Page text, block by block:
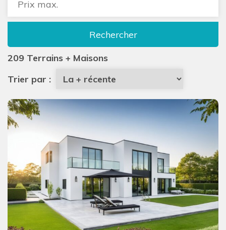
209 Terrains + Maisons
Trier par :